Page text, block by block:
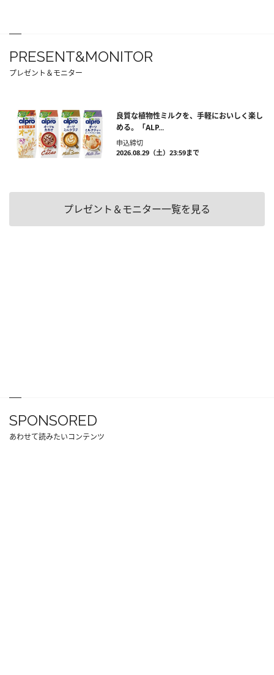
PRESENT&MONITOR
プレゼント＆モニター
良質な植物性ミルクを、手軽においしく楽し
める。「ALP...
申込締切
2026.08.29（土）23:59まで
プレゼント＆モニター一覧を見る
SPONSORED
あわせて読みたいコンテンツ